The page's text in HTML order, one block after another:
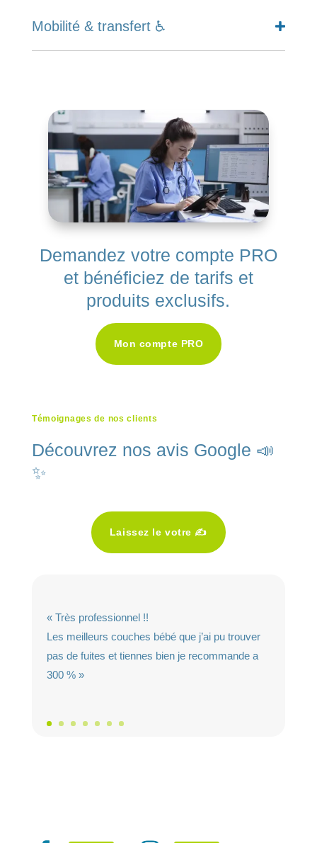
Mobilité & transfert ♿
Demandez votre compte PRO
et bénéficiez de tarifs et
produits exclusifs.
Mon compte PRO
Témoignages de nos clients
Découvrez nos avis Google 📣
✨
Laissez le votre ✍️
« Très professionnel !!
Les meilleurs couches bébé que j’ai pu trouver
pas de fuites et tiennes bien je recommande a
300 % »